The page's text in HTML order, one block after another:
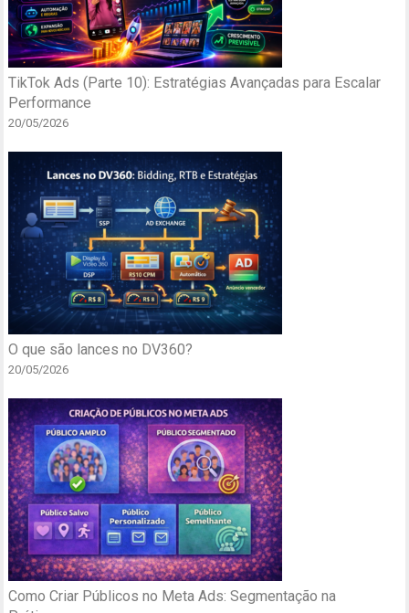
TikTok Ads (Parte 10): Estratégias Avançadas para Escalar
Performance
20/05/2026
O que são lances no DV360?
20/05/2026
Como Criar Públicos no Meta Ads: Segmentação na